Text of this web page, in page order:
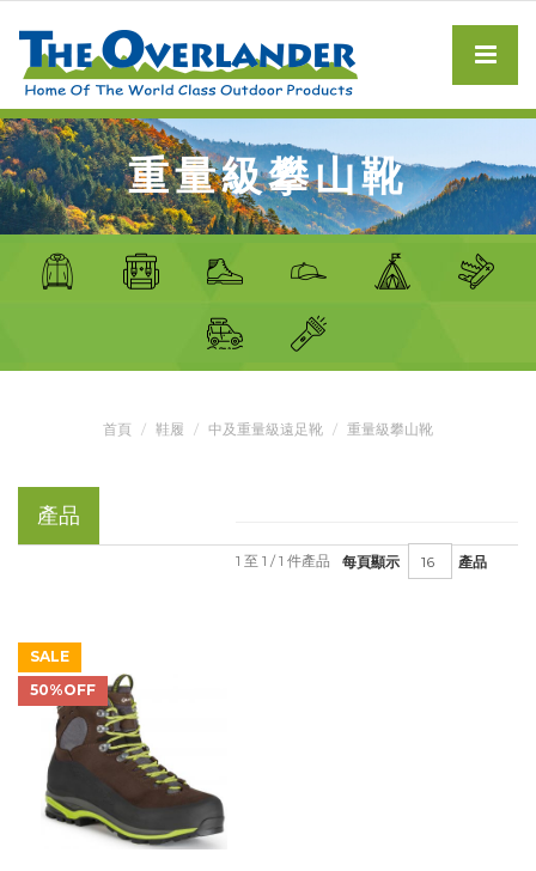
重量級攀山靴
首頁 鞋履 中及重量級遠足靴 重量級攀山靴
產品
每頁顯示 產品
1 至 1 / 1 件產品
SALE
50%OFF